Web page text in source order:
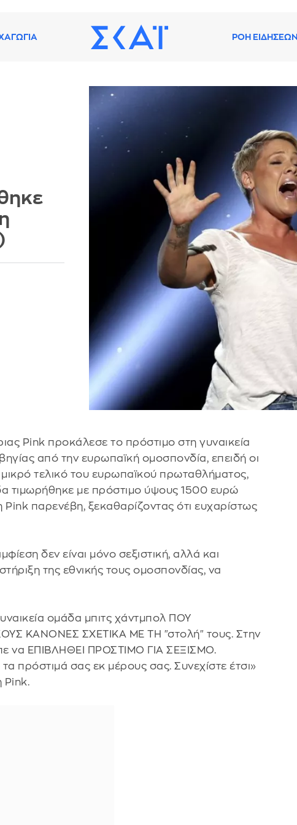
ΡΟΗ ΕΙΔΗΣΕΩΝ
Pink προκάλεσε το πρόστιμο στη γυναικεία
από την ευρωπαϊκή ομοσπονδία, επειδή οι
τελικό του ευρωπαϊκού πρωταθλήματος,
τιμωρήθηκε με πρόστιμο ύψους 1500 ευρώ
παρενέβη, ξεκαθαρίζοντας ότι ευχαρίστως
δεν είναι μόνο σεξιστική, αλλά και
της εθνικής τους ομοσπονδίας, να
ομάδα μπιτς χάντμπολ ΠΟΥ
ΚΑΝΟΝΕΣ ΣΧΕΤΙΚΑ ΜΕ ΤΗ "στολή" τους. Στην
να ΕΠΙΒΛΗΘΕΙ ΠΡΟΣΤΙΜΟ ΓΙΑ ΣΕΞΙΣΜΟ.
σας εκ μέρους σας. Συνεχίστε έτσι»
Pink.